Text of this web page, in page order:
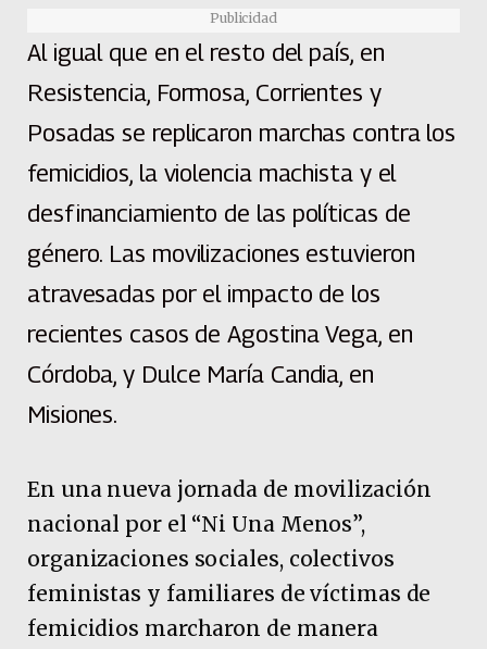
Publicidad
Al igual que en el resto del país, en
Resistencia, Formosa, Corrientes y
Posadas se replicaron marchas contra los
femicidios, la violencia machista y el
desfinanciamiento de las políticas de
género. Las movilizaciones estuvieron
atravesadas por el impacto de los
recientes casos de Agostina Vega, en
Córdoba, y Dulce María Candia, en
Misiones.
En una nueva jornada de movilización
nacional por el “Ni Una Menos”,
organizaciones sociales, colectivos
feministas y familiares de víctimas de
femicidios marcharon de manera